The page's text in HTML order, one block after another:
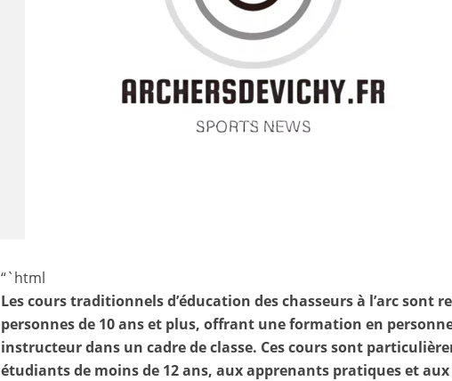
“`html
Les cours traditionnels d’éducation des chasseurs à l’arc sont
personnes de 10 ans et plus, offrant une formation en
instructeur dans un cadre de classe. Ces cours sont
étudiants de moins de 12 ans, aux apprenants pratiques et